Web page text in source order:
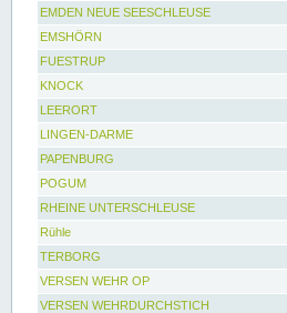
EMDEN NEUE SEESCHLEUSE
EMSHÖRN
FUESTRUP
KNOCK
LEERORT
LINGEN-DARME
PAPENBURG
POGUM
RHEINE UNTERSCHLEUSE
Rühle
TERBORG
VERSEN WEHR OP
VERSEN WEHRDURCHSTICH